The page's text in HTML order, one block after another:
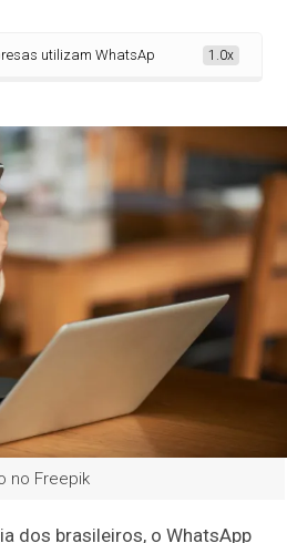
utilizam WhatsApp para otimização dos
1.0x
no Freepik
dos brasileiros, o WhatsApp